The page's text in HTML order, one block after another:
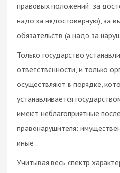
правовых положений: за
надо за недостоверную), за
обязательств (а надо за
Только государство
ответственности, и только
осуществляют в порядке,
устанавливается
имеют неблагоприятные
правонарушителя:
иные…
Учитывая весь спектр